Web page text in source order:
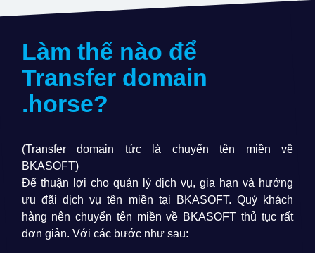
Làm thế nào để
Transfer domain
.horse?
(Transfer domain tức là chuyển tên miền về
BKASOFT)
Để thuận lợi cho quản lý dịch vụ, gia hạn và hưởng
ưu đãi dịch vụ tên miền tại BKASOFT. Quý khách
hàng nên chuyển tên miền về BKASOFT thủ tục rất
đơn giản. Với các bước như sau: